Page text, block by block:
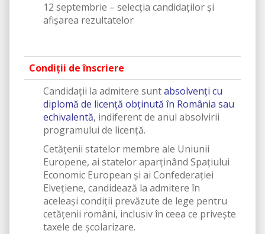
12 septembrie – selecţia candidaţilor şi
afişarea rezultatelor
Condiţii de înscriere
Candidaţii la admitere suntabsolvenţi cu
diplomă de licenţă obținută în România sau
echivalentă, indiferent de anul absolvirii
programului de licență.
Cetăţenii statelor membre ale Uniunii
Europene, ai statelor aparţinând Spaţiului
Economic European şi ai Confederaţiei
Elveţiene, candidează la admitere în
aceleași condiții prevăzute de lege pentru
cetățenii români, inclusiv în ceea ce privește
taxele de școlarizare.